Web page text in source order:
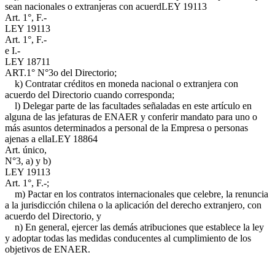
sean nacionales o extranjeras con acuerdLEY 19113
Art. 1°, F.-
LEY 19113
Art. 1°, F.-
e I.-
LEY 18711
ART.1° N°3o del Directorio;
k) Contratar créditos en moneda nacional o extranjera con
acuerdo del Directorio cuando corresponda;
l) Delegar parte de las facultades señaladas en este artículo en
alguna de las jefaturas de ENAER y conferir mandato para uno o
más asuntos determinados a personal de la Empresa o personas
ajenas a ellaLEY 18864
Art. único,
N°3, a) y b)
LEY 19113
Art. 1°, F.-;
m) Pactar en los contratos internacionales que celebre, la renuncia
a la jurisdicción chilena o la aplicación del derecho extranjero, con
acuerdo del Directorio, y
n) En general, ejercer las demás atribuciones que establece la ley
y adoptar todas las medidas conducentes al cumplimiento de los
objetivos de ENAER.